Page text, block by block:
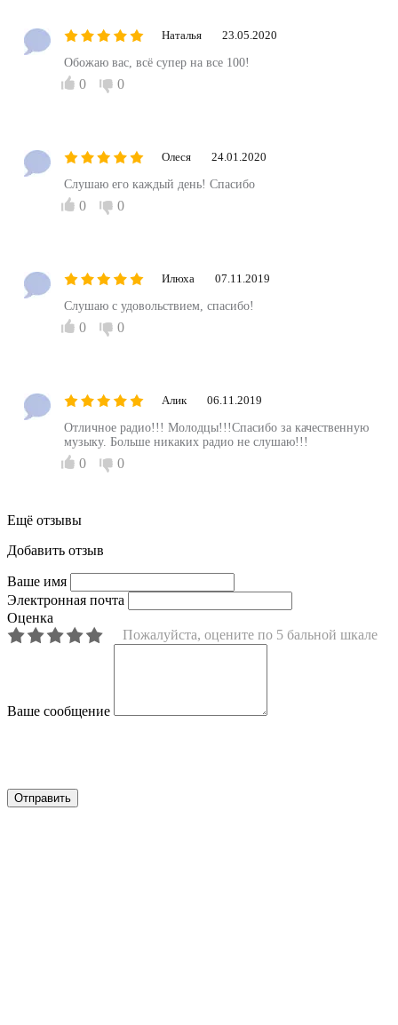
Наталья 23.05.2020
Обожаю вас, всё супер на все 100!
0 0
Олеся 24.01.2020
Слушаю его каждый день! Спасибо
0 0
Илюха 07.11.2019
Слушаю с удовольствием, спасибо!
0 0
Алик 06.11.2019
Отличное радио!!! Молодцы!!!Спасибо за качественную
музыку. Больше никаких радио не слушаю!!!
0 0
Ещё отзывы
Добавить отзыв
Ваше имя
Электронная почта
Оценка
Пожалуйста, оцените по 5 бальной шкале
Ваше сообщение